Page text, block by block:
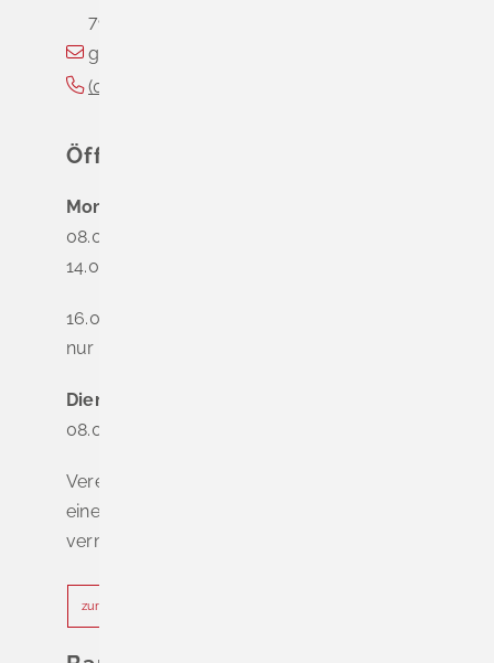
79418
gemeinde@schliengen.de
(0
Öffnungszeiten
Montag
08.00 - 12.00 Uhr
14.00 - 16.00 Uhr
16.00 - 18.00 Uhr
nur nach Terminvereinbarung
Dienstag - Freitag
08.00 - 12.00 Uhr
Vereinbaren Sie online oder telefonisch
einen Termin, um Wartezeiten zu
vermeiden.
zur Terminvereinbarung